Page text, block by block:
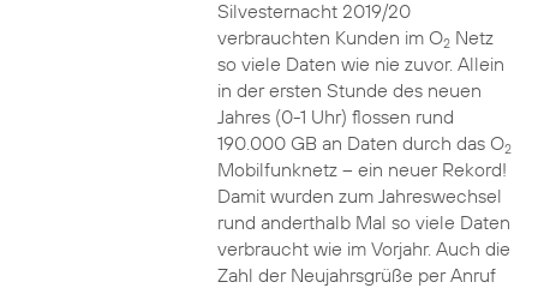
Silvesternacht 2019/20
verbrauchten Kunden im O2Netz
so viele Daten wie nie zuvor. Allein
in der ersten Stunde des neuen
Jahres (0-1 Uhr) flossen rund
190.000 GB an Daten durch das O2
Mobilfunknetz – ein neuer Rekord!
Damit wurden zum Jahreswechsel
rund anderthalb Mal so viele Daten
verbraucht wie im Vorjahr. Auch die
Zahl der Neujahrsgrüße per Anruf